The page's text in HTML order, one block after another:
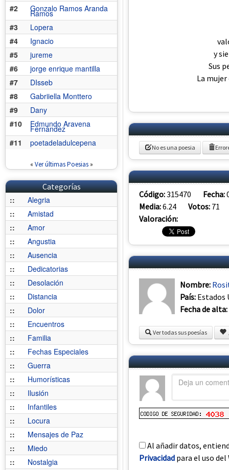
#2
Gonzalo Ramos Aranda
Ramos
#3
Lopera
#4
Ignacio
#5
jureme
#6
jorge enrique mantilla
#7
DIsseb
#8
Gabriiella Monttero
#9
Dany
#10
Edmundo Aravena
Fernández
#11
poetadeladulcepena
« Ver últimas Poesias»
Categorías
::
Alegria
::
Amistad
::
Amor
::
Angustia
::
Ausencia
::
Dedicatorias
::
Desolación
::
Distancia
::
Dolor
::
Encuentros
::
Familia
::
Fechas Especiales
::
Guerra
::
Humorísticas
::
Ilusión
::
Infantiles
::
Locura
::
Mensajes de Paz
::
Miedo
::
Nostalgia
y
Sus
La
No es una poesia
Código:315470 Fecha:
Media:6.24 Votos: 71
Valoración:
Nombre:
País: Estados
Fecha de alta:
Ver todas sus poesías
Al añadir datos,
Privacidad para el uso del